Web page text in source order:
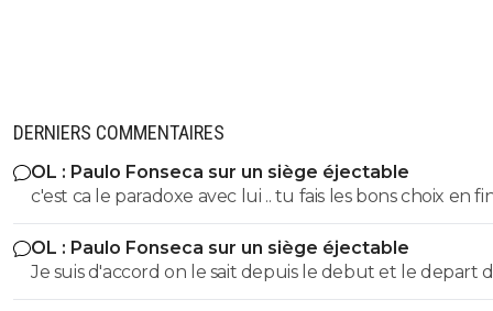
DERNIERS COMMENTAIRES
OL : Paulo Fonseca sur un siège éjectable
c'est ca le paradoxe avec lui .. tu fais les bons choix en
saison t'es 3eme ...
OL : Paulo Fonseca sur un siège éjectable
Je suis d'accord on le sait depuis le debut et le depart
moriera a finalement encore plus affaibli le groupe